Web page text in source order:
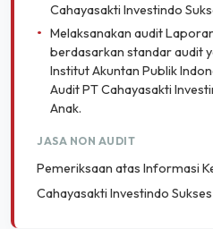
Cahayasakti Investindo
• Melaksanakan audit
berdasarkan standar audit
Institut Akuntan Publik
Audit PT Cahayasakti
Anak.
JASA NON AUDIT
Pemeriksaan atas Informasi
Cahayasakti Investindo